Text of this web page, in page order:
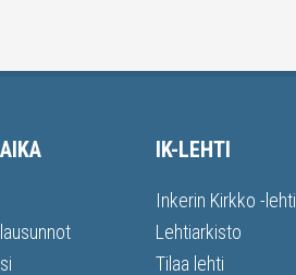
IK-LEHTI
Inkerin Kirkko -lehti
Lehtiarkisto
Tilaa lehti